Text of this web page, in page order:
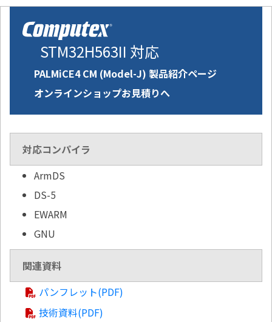
STM32H563II 対応
PALMiCE4 CM (Model-J) 製品紹介ページ
オンラインショップお見積りへ
対応コンパイラ
ArmDS
DS-5
EWARM
GNU
関連資料
パンフレット(PDF)
技術資料(PDF)